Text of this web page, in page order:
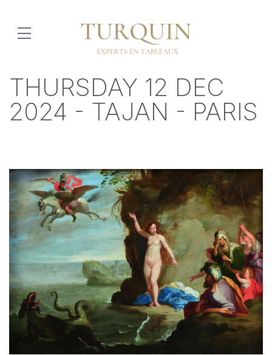
THURSDAY 12 DEC
2024 - TAJAN - PARIS